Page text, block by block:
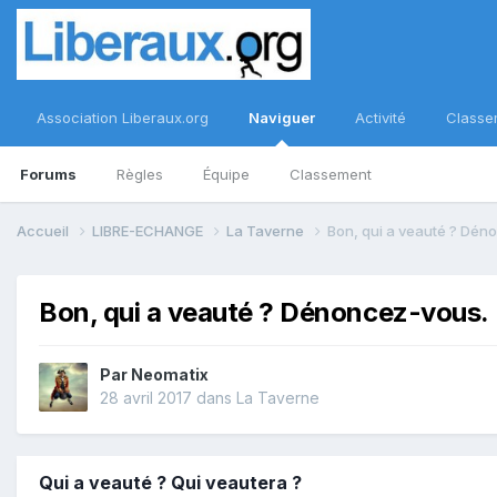
Association Liberaux.org Naviguer
Forums Règles Équipe Classement
Activité
Accueil LIBRE-ECHANGE La Taverne Bon, qui a veauté ?
Bon, qui a veauté ? Dénoncez-vous.
Par Neomatix
28 avril 2017 dans La Taverne
Qui a veauté ? Qui veautera ?